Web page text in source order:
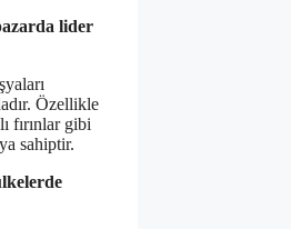
lider
Özellikle
fırınlar gibi
sahiptir.